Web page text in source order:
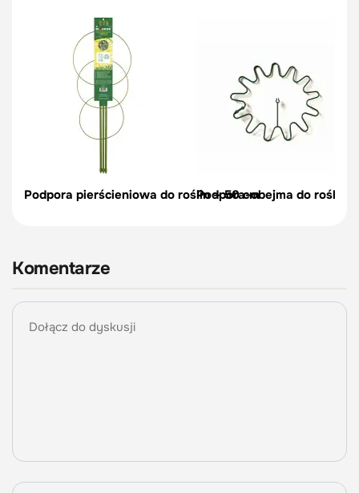
Podpora pierścieniowa do roślin – 50 cmPodpora-obejma do roślin,
Komentarze